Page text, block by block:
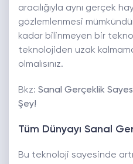
aracılığıyla aynı gerçek
gözlemlenmesi
kadar bilinmeyen bir
teknolojiden uzak
olmalısınız.
Bkz: Sanal Gerçeklik
Şey!
Tüm Dünyayı Sanal
Bu teknoloji sayesinde